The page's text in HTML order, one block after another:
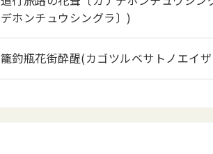
デホンチュウシングラ〕)
籠釣瓶花街酔醒(カゴツルベサトノエイ